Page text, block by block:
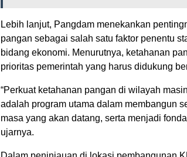
Lebih lanjut, Pangdam menekankan
pangan sebagai salah satu faktor penentu
bidang ekonomi. Menurutnya, ketahanan
prioritas pemerintah yang harus didukung
“Perkuat ketahanan pangan di wilayah
adalah program utama dalam membangun
masa yang akan datang, serta menjadi
ujarnya.